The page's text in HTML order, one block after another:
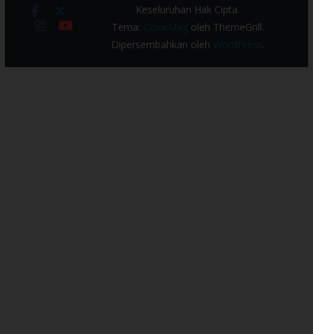
Keseluruhan Hak Cipta.
Tema: ColorMagoleh ThemeGrill.
Dipersembahkan oleh WordPress .